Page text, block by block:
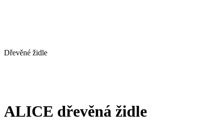
Dřevěné židle
ALICE dřevěná židle